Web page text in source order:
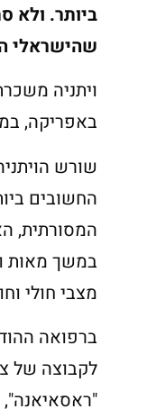
ביותר. ולא
שהישראלי
ויתניה
באפריקה,
שורש
החשובים
המסורתית,
במשך מאות
מצבי חולי
ברפואה
לקבוצה של
"ראסאיאנה",